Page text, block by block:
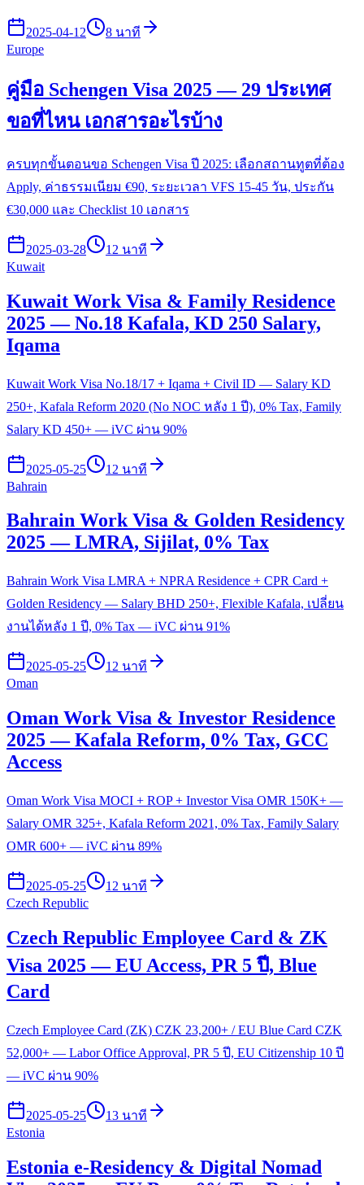
2025-04-12
8 นาที
Europe
คู่มือ Schengen Visa 2025 — 29 ประเทศ
ขอที่ไหน เอกสารอะไรบ้าง
ครบทุกขั้นตอนขอ Schengen Visa ปี 2025: เลือกสถานทูตที่ต้อง
Apply, ค่าธรรมเนียม €90, ระยะเวลา VFS 15-45 วัน, ประกัน
€30,000 และ Checklist 10 เอกสาร
2025-03-28
12 นาที
Kuwait
Kuwait Work Visa & Family Residence
2025 — No.18 Kafala, KD 250 Salary,
Iqama
Kuwait Work Visa No.18/17 + Iqama + Civil ID — Salary KD
250+, Kafala Reform 2020 (No NOC หลัง 1 ปี), 0% Tax, Family
Salary KD 450+ — iVC ผ่าน 90%
2025-05-25
12 นาที
Bahrain
Bahrain Work Visa & Golden Residency
2025 — LMRA, Sijilat, 0% Tax
Bahrain Work Visa LMRA + NPRA Residence + CPR Card +
Golden Residency — Salary BHD 250+, Flexible Kafala, เปลี่ยน
งานได้หลัง 1 ปี, 0% Tax — iVC ผ่าน 91%
2025-05-25
12 นาที
Oman
Oman Work Visa & Investor Residence
2025 — Kafala Reform, 0% Tax, GCC
Access
Oman Work Visa MOCI + ROP + Investor Visa OMR 150K+ —
Salary OMR 325+, Kafala Reform 2021, 0% Tax, Family Salary
OMR 600+ — iVC ผ่าน 89%
2025-05-25
12 นาที
Czech Republic
Czech Republic Employee Card & ZK
Visa 2025 — EU Access, PR 5 ปี, Blue
Card
Czech Employee Card (ZK) CZK 23,200+ / EU Blue Card CZK
52,000+ — Labor Office Approval, PR 5 ปี, EU Citizenship 10 ปี
— iVC ผ่าน 90%
2025-05-25
13 นาที
Estonia
Estonia e-Residency & Digital Nomad